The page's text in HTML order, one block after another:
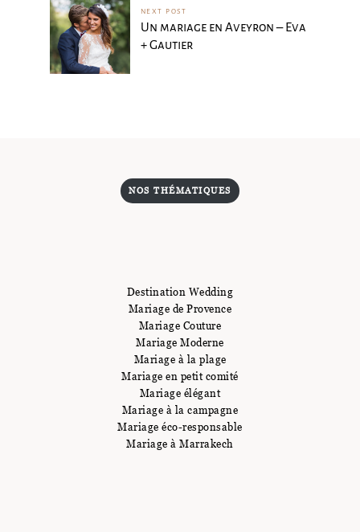
NEXT POST
Un mariage en Aveyron – Eva
+ Gautier
NOS THÉMATIQUES
Destination Wedding
Mariage de Provence
Mariage Couture
Mariage Moderne
Mariage à la plage
Mariage en petit comité
Mariage élégant
Mariage à la campagne
Mariage éco-responsable
Mariage à Marrakech